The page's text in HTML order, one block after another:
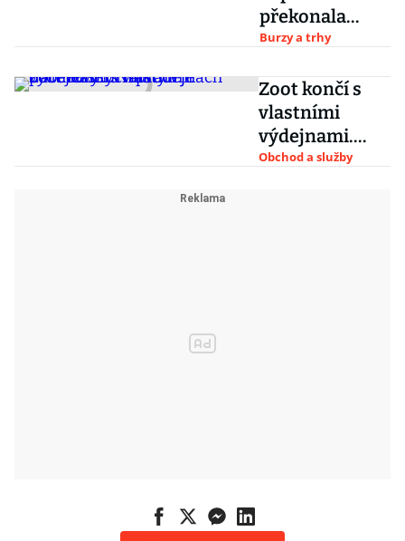
překonala
Facebook, je
nejhodnotnějš
í firmou na
Wall Street
Burzy a trhy
Zoot končí s
vlastními
výdejnami.
Nahradí je
Obchod a služby